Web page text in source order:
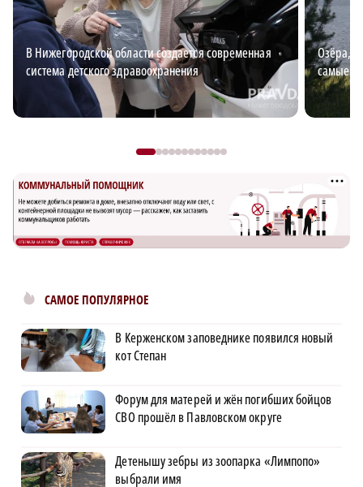
В Нижегородской области создается современная
система детского здравоохранения
Озёра,
самые
САМОЕ ПОПУЛЯРНОЕ
В Керженском заповеднике появился новый
кот Степан
Форум для матерей и жён погибших бойцов
СВО прошёл в Павловском округе
Детенышу зебры из зоопарка «Лимпопо»
выбрали имя